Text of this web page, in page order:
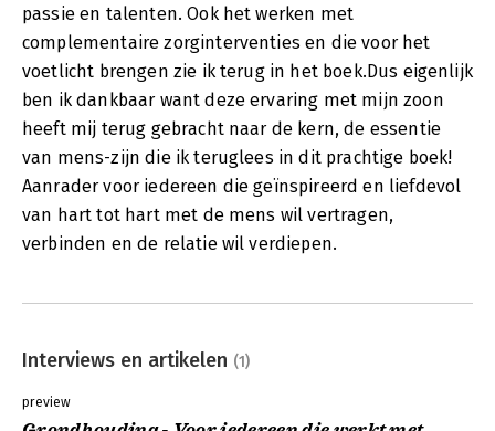
passie en talenten. Ook het werken met
complementaire zorginterventies en die voor het
voetlicht brengen zie ik terug in het boek.Dus eigenlijk
ben ik dankbaar want deze ervaring met mijn zoon
heeft mij terug gebracht naar de kern, de essentie
van mens-zijn die ik teruglees in dit prachtige boek!
Aanrader voor iedereen die geïnspireerd en liefdevol
van hart tot hart met de mens wil vertragen,
verbinden en de relatie wil verdiepen.
Interviews en artikelen (1)
preview